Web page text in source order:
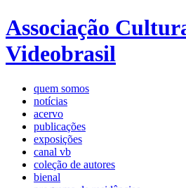
Associação
Videobrasil
quem somos
notícias
acervo
publicações
exposições
canal vb
coleção de autores
bienal